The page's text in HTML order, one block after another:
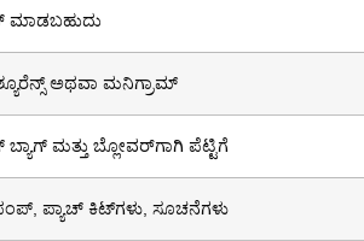
ಮಾಡಬಹುದು
ಅಥವಾ ಮನಿಗ್ರಾಮ್
ಬ್ಯಾಗ್ ಮತ್ತು ಬ್ಲೋವರ್‌ಗಾಗಿ ಪೆಟ್ಟಿಗೆ
ಪ್ಯಾಚ್ ಕಿಟ್‌ಗಳು, ಸೂಚನೆಗಳು